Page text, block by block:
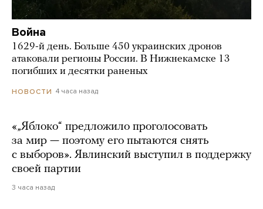
Война
1629-й день. Больше 450 украинских дронов
атаковали регионы России. В Нижнекамске 13
погибших и десятки раненых
НОВОСТИ 4 часа назад
«„Яблоко“ предложило проголосовать
за мир — поэтому его пытаются снять
с выборов». Явлинский выступил в поддержку
своей партии
3 часа назад